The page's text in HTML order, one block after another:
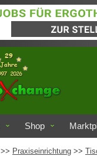
Shop
>> Praxiseinrichtung >>